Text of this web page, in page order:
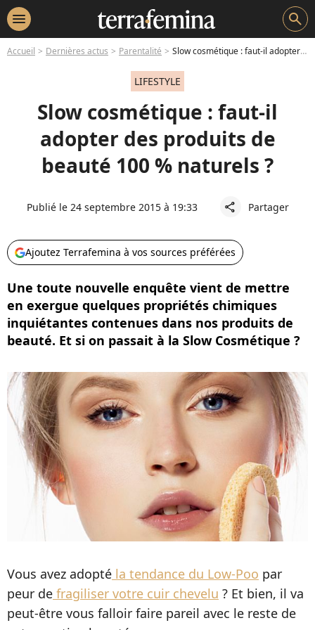
menu search
Accueil Dernières actus Parentalité Slow cosmétique : faut-il adopter des produits de beauté 100 % naturels ?
LIFESTYLE
Slow cosmétique : faut-il
adopter des produits de
beauté 100 % naturels ?
Publié le 24 septembre 2015 à 19:33 share Partager
Ajoutez Terrafemina à vos sources préférées
Une toute nouvelle enquête vient de mettre
en exergue quelques propriétés chimiques
inquiétantes contenues dans nos produits de
beauté. Et si on passait à la Slow Cosmétique ?
Vous avez adopté la tendance du Low-Poo par
peur de fragiliser votre cuir chevelu ? Et bien, il va
peut-être vous falloir faire pareil avec le reste de